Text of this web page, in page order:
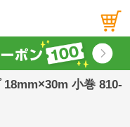
小巻 810-